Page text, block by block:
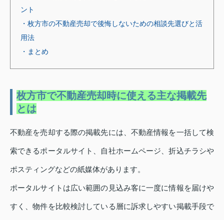
ント
・枚方市の不動産売却で後悔しないための相談先選びと活
用法
・まとめ
枚方市で不動産売却時に使える主な掲載先
とは
不動産を売却する際の掲載先には、不動産情報を一括して検
索できるポータルサイト、自社ホームページ、折込チラシや
ポスティングなどの紙媒体があります。
ポータルサイトは広い範囲の見込み客に一度に情報を届けや
すく、物件を比較検討している層に訴求しやすい掲載手段で